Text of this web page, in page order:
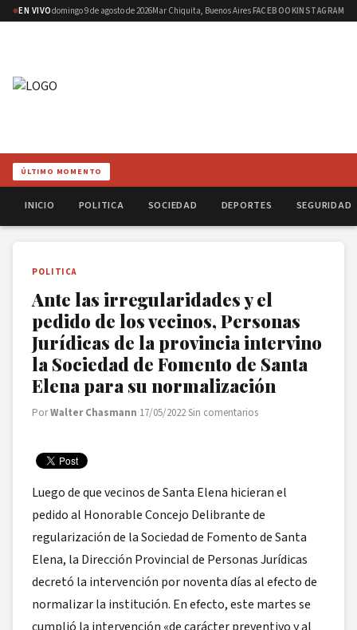
EN VIVOdomingo 9 de agosto de 2026Mar Chiquita, Buenos AiresFACEBOOKINSTAGRAM
ÚLTIMO MOMENTO
INICIO POLITICA SOCIEDAD DEPORTES SEGURIDAD
POLITICA
Ante las irregularidades y el
pedido de los vecinos, Personas
Jurídicas de la provincia intervino
la Sociedad de Fomento de Santa
Elena para su normalización
PorWalter Chasmann·17/05/2022·Sin comentarios
Luego de que vecinos de Santa Elena hicieran el
pedido al Honorable Concejo Delibrante de
regularización de la Sociedad de Fomento de Santa
Elena, la Dirección Provincial de Personas Jurídicas
decretó la intervención por noventa días al efecto de
normalizar la institución. En efecto, este martes se
cumplió la intervención «de carácter preventivo y al